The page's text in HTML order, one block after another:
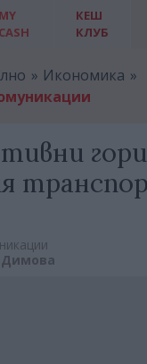
MY
CASH
КЕШ
КЛУБ
Икономика